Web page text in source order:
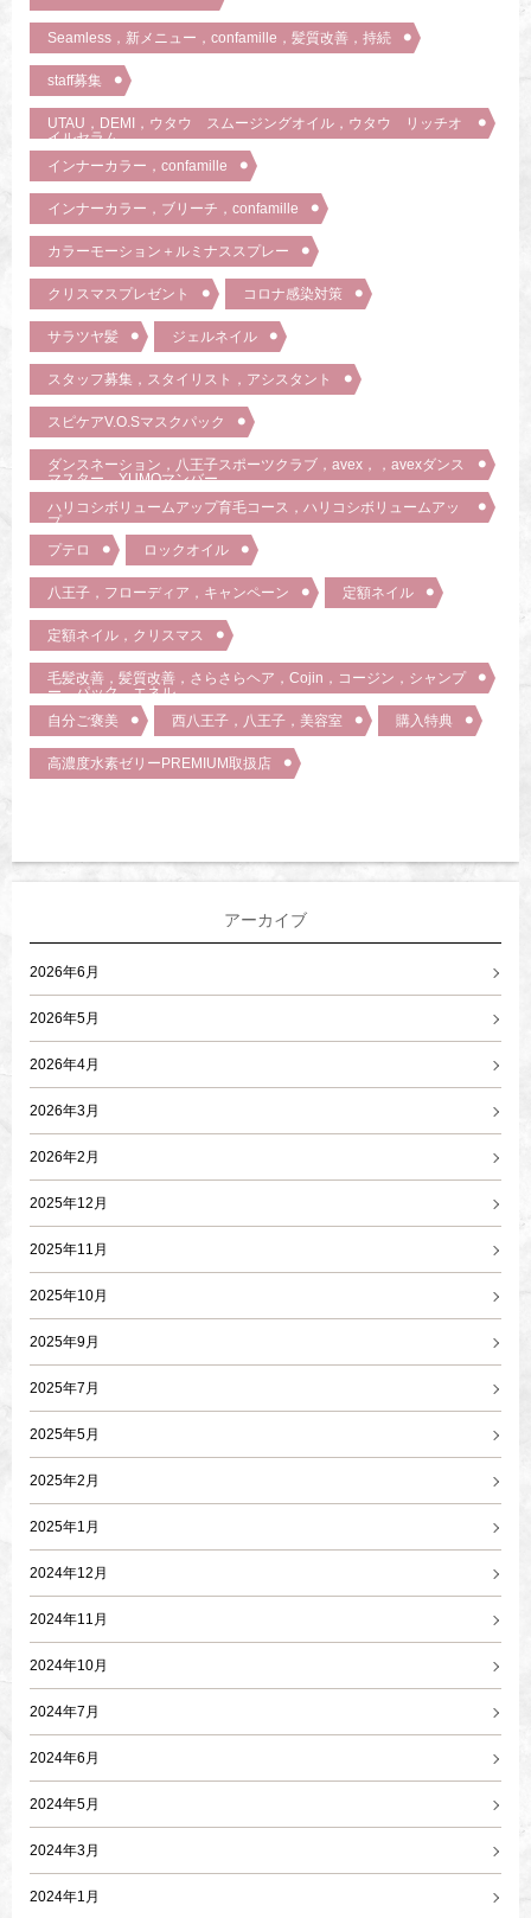
Seamless，新メニュー，confamille，髪質改善，持続
staff募集
UTAU，DEMI，ウタウ スムージングオイル，ウタウ リッチオ
イルセラム
インナーカラー，confamille
インナーカラー，ブリーチ，confamille
カラーモーション＋ルミナススプレー
クリスマスプレゼント コロナ感染対策
サラツヤ髪 ジェルネイル
スタッフ募集，スタイリスト，アシスタント
スピケアV.O.Sマスクパック
ダンスネーション，八王子スポーツクラブ，avex，，avexダンス
マスター，YUMOマンバー
ハリコシボリュームアップ育毛コース，ハリコシボリュームアッ
プ
プテロ
ロックオイル
八王子，フローディア，キャンペーン 定額ネイル
定額ネイル，クリスマス
毛髪改善，髪質改善，さらさらヘア，Cojin，コージン，シャンプ
ー，パック，エネル，
自分ご褒美
西八王子，八王子，美容室 購入特典
高濃度水素ゼリーPREMIUM取扱店
アーカイブ
2026年6月
2026年5月
2026年4月
2026年3月
2026年2月
2025年12月
2025年11月
2025年10月
2025年9月
2025年7月
2025年5月
2025年2月
2025年1月
2024年12月
2024年11月
2024年10月
2024年7月
2024年6月
2024年5月
2024年3月
2024年1月